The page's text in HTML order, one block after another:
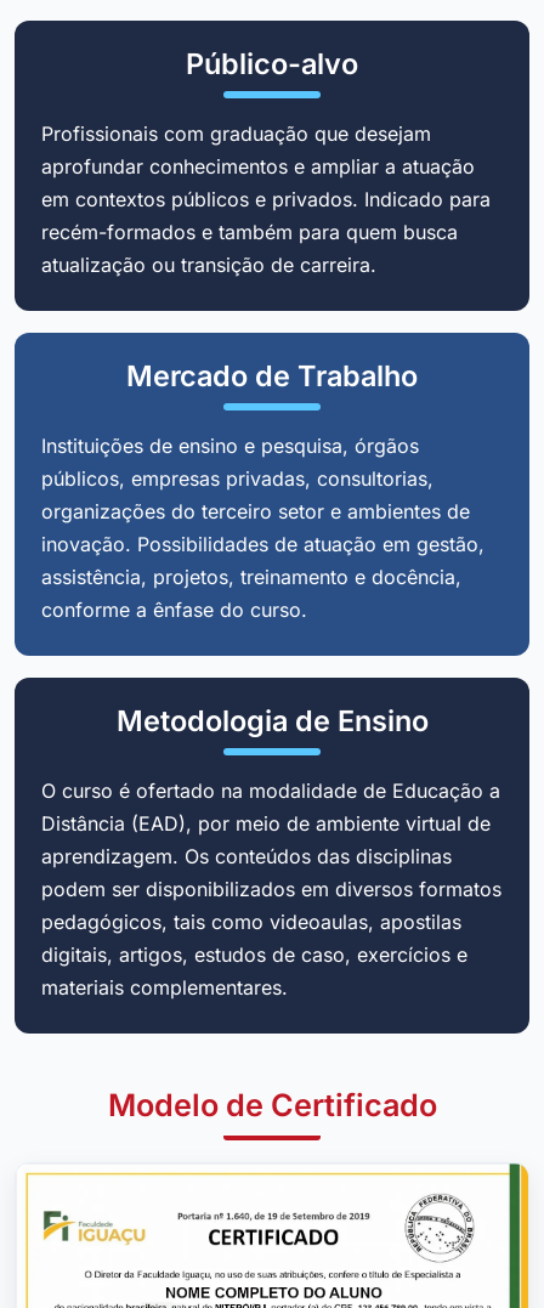
Público-alvo
Profissionais com graduação que desejam
aprofundar conhecimentos e ampliar a atuação
em contextos públicos e privados. Indicado para
recém-formados e também para quem busca
atualização ou transição de carreira.
Mercado de Trabalho
Instituições de ensino e pesquisa, órgãos
públicos, empresas privadas, consultorias,
organizações do terceiro setor e ambientes de
inovação. Possibilidades de atuação em gestão,
assistência, projetos, treinamento e docência,
conforme a ênfase do curso.
Metodologia de Ensino
O curso é ofertado na modalidade de Educação a
Distância (EAD), por meio de ambiente virtual de
aprendizagem. Os conteúdos das disciplinas
podem ser disponibilizados em diversos formatos
pedagógicos, tais como videoaulas, apostilas
digitais, artigos, estudos de caso, exercícios e
materiais complementares.
Modelo de Certificado